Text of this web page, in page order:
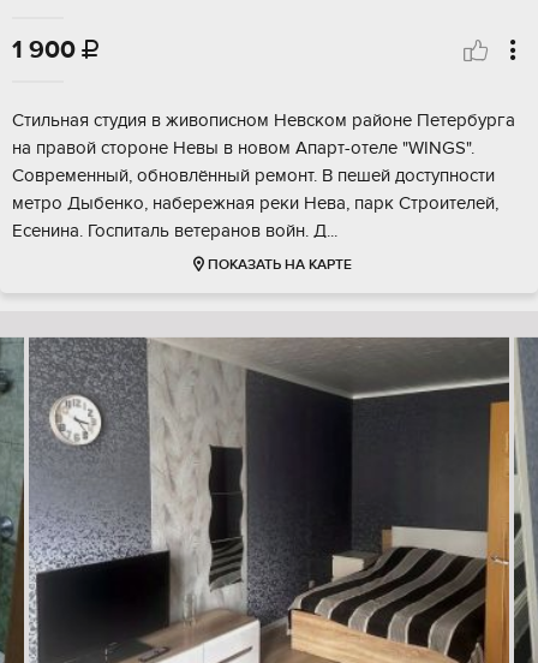
1 900 
Стильная студия в живописном Невском районе Петербурга
на правой стороне Невы в новом Апарт-отеле "WINGS".
Современный, обновлённый ремонт. В пешей доступности
метро Дыбенко, набережная реки Нева, парк Строителей,
Есенина. Госпиталь ветеранов войн. Д...
ПОКАЗАТЬ НА КАРТЕ